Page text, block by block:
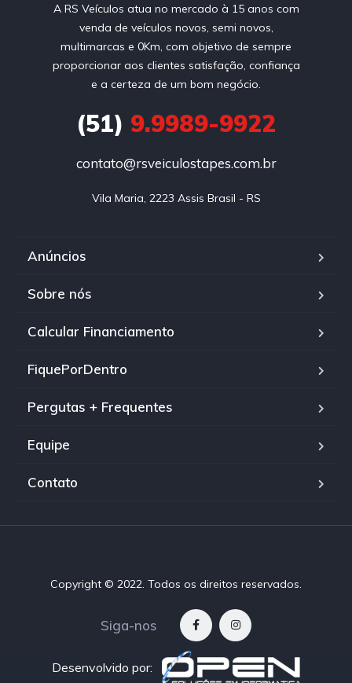
A RS Veículos atua no mercado à 15 anos com
venda de veículos novos, semi novos,
multimarcas e 0Km, com objetivo de sempre
proporcionar aos clientes satisfação, confiança
e a certeza de um bom negócio.
(51) 9.9989-9922
contato@rsveiculostapes.com.br
Vila Maria, 2223 Assis Brasil - RS
Anúncios
Sobre nós
Calcular Financiamento
FiquePorDentro
Pergutas + Frequentes
Equipe
Contato
Copyright © 2022. Todos os direitos reservados.
Siga-nos
Desenvolvido por: